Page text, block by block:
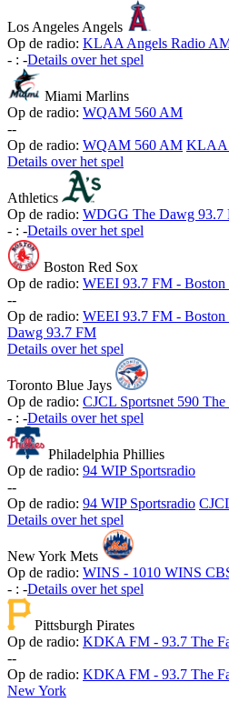
Los Angeles Angels
Op de radio: KLAA Angels Radio
- : -Details over het spel
Miami Marlins
Op de radio: WQAM 560 AM
--
Op de radio: WQAM 560 AM KLAA
Details over het spel
Athletics
Op de radio: WDGG The Dawg 93.7
- : -Details over het spel
Boston Red Sox
Op de radio: WEEI 93.7 FM - Boston
--
Op de radio: WEEI 93.7 FM - Boston
Dawg 93.7 FM
Details over het spel
Toronto Blue Jays
Op de radio: CJCL Sportsnet 590
- : -Details over het spel
Philadelphia Phillies
Op de radio: 94 WIP Sportsradio
--
Op de radio: 94 WIP Sportsradio
Details over het spel
New York Mets
Op de radio: WINS - 1010 WINS
- : -Details over het spel
Pittsburgh Pirates
Op de radio: KDKA FM - 93.7 The
--
Op de radio: KDKA FM - 93.7 The
New York